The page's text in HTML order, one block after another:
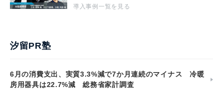
導入事例一覧を見る
汐留PR塾
6月の消費支出、実質3.3%減で7か月連続のマイナス 冷暖
房用器具は22.7%減 総務省家計調査